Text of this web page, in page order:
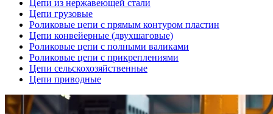
Цепи из нержавеющей стали
Цепи грузовые
Роликовые цепи с прямым контуром пластин
Цепи конвейерные (двухшаговые)
Роликовые цепи с полными валиками
Роликовые цепи с прикреплениями
Цепи сельскохозяйственные
Цепи приводные